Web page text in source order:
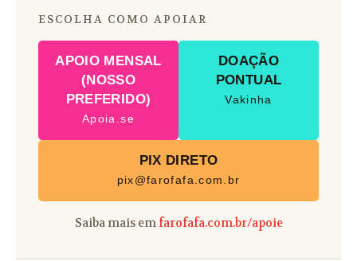
ESCOLHA COMO APOIAR
APOIO MENSAL
(NOSSO
PREFERIDO)
Apoia.se
DOAÇÃO
PONTUAL
Vakinha
PIX DIRETO
pix@farofafa.com.br
Saiba mais emfarofafa.com.br/apoie